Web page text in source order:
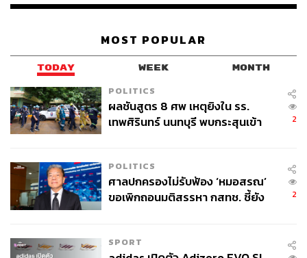
www.businessinsider.com/wework-tops-20-billion-val
uation-2017-7
www.forbes.com/sites/stevenbertoni/2017/07/10/we
work-hits-20-billion-valuation-in-new-funding-round/#
5b6df3e71194
Twitter&utm_medium=social&utm_campaign=null&_
_prclt=vl5NQujg
www.forbes.com/sites/alexkonrad/2014/11/05/the-ris
e-of-wework/#654f8ebe6f8b
-does-the-airbnb-of-office-space
MOST POPULAR
TODAY WEEK MONTH
POLITICS
ผลชันสูตร 8 ศพ เหตุยิงใน รร.
เทพศิรินทร์ นนทบุรี พบกระสุนเข้า
2
POLITICS
ศาลปกครองไม่รับฟ้อง ‘หมอสรณ’
ขอเพิกถอนมติสรรหา กสทช. ชี้ยัง
2
SPORT